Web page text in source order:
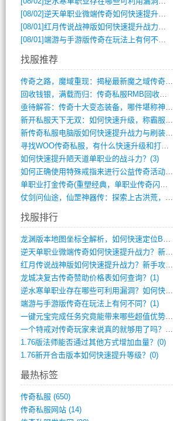
[08/02]逆天单职业微端传奇如何快速提升战力？新手必看攻略
[08/01]红月传说战神版如何快速提升战力？新手攻略全解析？
[08/01]端游与手游版传奇在玩法上有何不同？
找服推荐
传奇之路，魔域重现：揭秘最新魔之域传奇攻(712)
回收钱银，满载而归：传奇私服RMB回收装(548)
亟待解答：传奇十大变态装备，哪件堪称神器(347)
新开私服天下无双：如何快速升级，称霸服务(681)
新传奇私服电脑版如何快速提升战力与刷装备(835)
寻找WOO传奇私服，有什么快速升级和打宝(864)
如何快速提升陋天道单职业的战斗力？(3)
如何正确使用特殊戒指来进行公益传奇活动？(10)
单职业打金传奇(重塑经典，单职业传奇闪耀(10)
仗剑问仙途，仙罡神器传：探索上古洪荒，揭(813)
找服排行
龙渊版本地图坐标全解析，如何快速定位BO(3)
逆天单职业微端传奇如何快速提升战力？新手(2)
红月传说战神版如何快速提升战力？新手攻略(2)
龙城决复古传奇赞助价格表如何查询？(1)
逆水寒单职业存在哪些可利用漏洞？如何快速(1)
端游与手游版传奇在玩法上有何不同？(1)
一键元宝完成任务究竟能带来哪些超值优势？(0)
一个特戒对传奇玩家来说真的就够用了吗？(0)
1.76版法师能否通过其他方式增加血量？(0)
1.76新开合击版本如何快速提升等级？(0)
最热标签
传奇私服 (650)
传奇私服网站(14)